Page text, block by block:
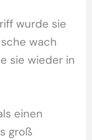
wurde sie
wach
sie wieder in
einen
groß